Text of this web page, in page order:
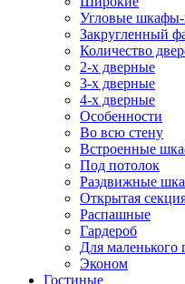
Угловые шкафы-
Закругленный
Количество
2-х дверные
3-х дверные
4-х дверные
Особенности
Во всю стену
Встроенные
Под потолок
Раздвижные
Открытая
Распашные
Гардероб
Для
Эконом
Гостиные